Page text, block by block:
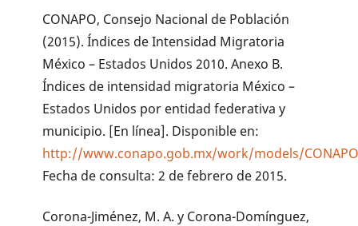
CONAPO, Consejo Nacional de Población
(2015). Índices de Intensidad Migratoria
México – Estados Unidos 2010. Anexo B.
Índices de intensidad migratoria México –
Estados Unidos por entidad federativa y
municipio. [En línea]. Disponible en:
http://www.conapo.gob.mx/work/models/
Fecha de consulta: 2 de febrero de 2015.
Corona-Jiménez, M. A. y Corona-Domínguez,